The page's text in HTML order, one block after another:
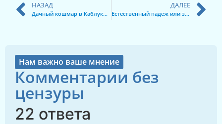
НАЗАД
Дачный кошмар в Каблуковском с/п
ДАЛЕЕ
Естественный падеж или зачистка?
Нам важно ваше мнение
Комментарии без
цензуры
22 ответа